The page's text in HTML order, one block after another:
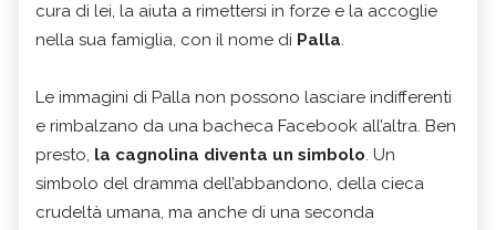
cura di lei, la aiuta a rimettersi in forze e la accoglie
nella sua famiglia, con il nome di Palla.
Le immagini di Palla non possono lasciare indifferenti
e rimbalzano da una bacheca Facebook all’altra. Ben
presto, la cagnolina diventa un simbolo. Un
simbolo del dramma dell’abbandono, della cieca
crudeltà umana, ma anche di una seconda